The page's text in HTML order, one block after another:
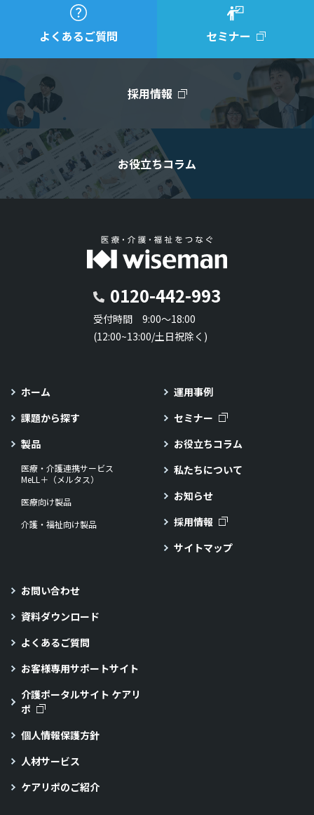
よくあるご質問 セミナー
採用情報
お役立ちコラム
0120-442-993
受付時間 9:00～18:00
(12:00~13:00/土日祝除く)
ホーム
課題から探す
製品
医療・介護連携サービス
MeLL＋（メルタス）
医療向け製品
介護・福祉向け製品
運用事例
セミナー
お役立ちコラム
私たちについて
お知らせ
採用情報
サイトマップ
お問い合わせ
資料ダウンロード
よくあるご質問
お客様専用サポートサイト
介護ポータルサイト ケアリ
ポ
個人情報保護方針
人材サービス
ケアリポのご紹介